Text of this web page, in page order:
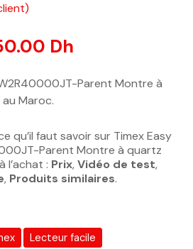
Dh
Parent Montre à
Maroc.
qu’il faut savoir sur Timex Easy
Parent Montre à quartz
l’achat : Prix, Vidéo de test,
, Produits similaires.
Lecteur facile